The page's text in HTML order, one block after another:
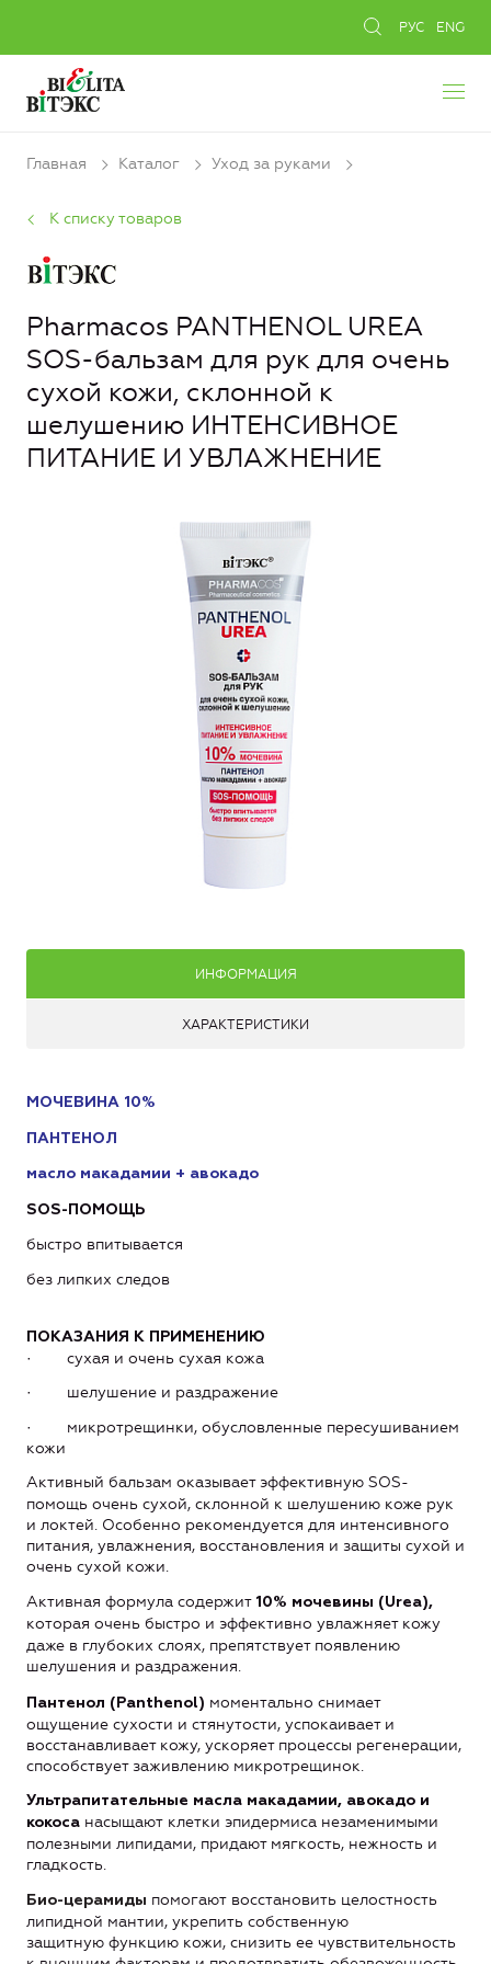
РУС ENG
Главная Каталог Уход за руками
К списку товаров
Pharmacos PANTHENOL UREA
SOS-бальзам для рук для очень
сухой кожи, склонной к
шелушению ИНТЕНСИВНОЕ
ПИТАНИЕ И УВЛАЖНЕНИЕ
ИНФОРМАЦИЯ
ХАРАКТЕРИСТИКИ
МОЧЕВИНА 10%
ПАНТЕНОЛ
масло макадамии + авокадо
SOS-ПОМОЩЬ
быстро впитывается
без липких следов
ПОКАЗАНИЯ К ПРИМЕНЕНИЮ
· сухая и очень сухая кожа
· шелушение и раздражение
· микротрещинки, обусловленные пересушиванием
кожи
Активный бальзам оказывает эффективную SOS-
помощь очень сухой, склонной к шелушению коже рук
и локтей. Особенно рекомендуется для интенсивного
питания, увлажнения, восстановления и защиты сухой и
очень сухой кожи.
Активная формула содержит 10% мочевины (Urea),
которая очень быстро и эффективно увлажняет кожу
даже в глубоких слоях, препятствует появлению
шелушения и раздражения.
Пантенол ( Panthenol) моментально снимает
ощущение сухости и стянутости, успокаивает и
восстанавливает кожу, ускоряет процессы регенерации,
способствует заживлению микротрещинок.
Ультрапитательные масла макадамии, авокадо и
кокоса насыщают клетки эпидермиса незаменимыми
полезными липидами, придают мягкость, нежность и
гладкость.
Био-церамиды помогают восстановить целостность
липидной мантии, укрепить собственную
защитную функцию кожи, снизить ее чувствительность